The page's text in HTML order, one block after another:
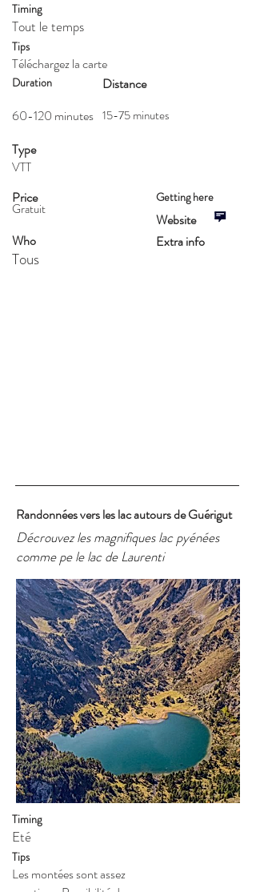
Timing
Tout le temps​
Tips
Téléchargez la carte
Distance
Duration
15-75 minutes
60-120 minutes
Type
VTT
Price
Gratuit
Getting here
Website
Who
Tous
Extra info
Randonnées vers les lac autours de Guérigut
Décrouvez les magnifiques lac pyénées
comme pe le lac de Laurenti
Timing
Eté
Tips
Les montées sont assez